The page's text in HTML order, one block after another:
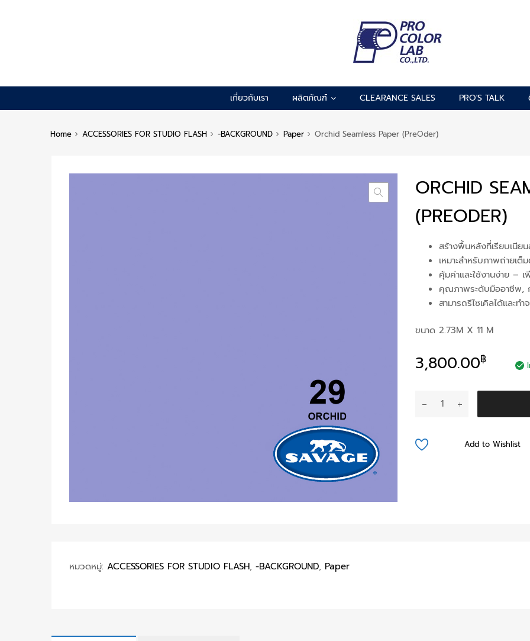
to
เกี่ยวกับเรา ผลิตภัณฑ์ CLEARANCE SALES PRO'S TALK
Home ACCESSORIES FOR STUDIO FLASH -BACKGROUND Paper Orchid Seamless Paper (PreOder)
ORCHID
(PREODER)
สร้างพื้นหลังที่เรียบเนีย
เหมาะสำหรับภาพถ่าย
คุ้มค่าและใช้งานง่าย –
คุณภาพระดับมืออาชีพ,
สามารถรีไซเคิลได้และท
ขนาด 2.73M X 11 M
3,800.00฿
จำนวน
Add to Wishlist
หมวดหมู่: ACCESSORIES FOR STUDIO FLASH, -BACKGROUND, Paper